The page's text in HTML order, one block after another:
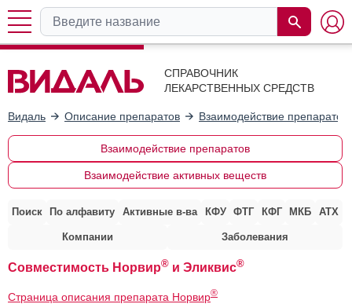
СПРАВОЧНИК
ЛЕКАРСТВЕННЫХ СРЕДСТВ
Видаль Описание препаратов Взаимодействие препаратов
Взаимодействие препаратов
Взаимодействие активных веществ
Поиск По алфавиту Активные в-ва КФУ ФТГ КФГ МКБ АТХ
Компании Заболевания
Совместимость Норвир® и Эликвис®
Страница описания препарата Норвир®